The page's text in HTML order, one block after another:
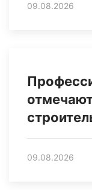
09.08.2026
09.08.2026